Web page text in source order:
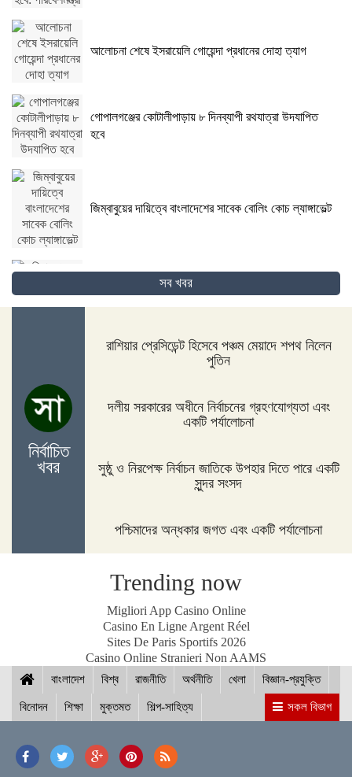
আলোচনা শেষে ইসরায়েলি গোয়েন্দা প্রধানের দোহা ত্যাগ
গোপালগঞ্জের কোটালীপাড়ায় ৮ দিনব্যাপী রথযাত্রা উদযাপিত
হবে
জিম্বাবুয়ের দায়িত্বে বাংলাদেশের সাবেক বোলিং কোচ ল্যাঙ্গাভেল্ট
দিনাজপুরের ফুলবাড়ীতে সড়ক দুর্ঘটনায় দু’জন নিহত
পদ্মা সেতুর জন্য বাংলাদেশ বিশ্বে সম্মান পেয়েছে : প্রধানমন্ত্রী
আইসিসি জুন মাসের সেরার দৌড়ে রোহিত-বুমরাহ ও গুরবাজ
স্পিকারের সাথে মালয়েশিয়ার হাউজ অব রিপ্রেজেনটেটিভের
স্পিকারের বৈঠক
ছাত্র-ছাত্রীদের সুনাগরিক হিসেবে গড়ে ওঠার আহ্বান সিমিন
হোসেন রিমির
নড়াইলের চিত্রাপাড়ে চলছে এসএম সুলতান শীর্ষক দুই
সব খবর
নির্বাচিত
খবর
রাশিয়ার প্রেসিডেন্ট হিসেবে পঞ্চম মেয়াদে শপথ নিলেন
পুতিন
দলীয় সরকারের অধীনে নির্বাচনের গ্রহণযোগ্যতা এবং
একটি পর্যালোচনা
সুষ্ঠু ও নিরপেক্ষ নির্বাচন জাতিকে উপহার দিতে পারে একটি
সুন্দর সংসদ
পশ্চিমাদের অন্ধকার জগত এবং একটি পর্যালোচনা
Trending now
Migliori App Casino Online
Casino En Ligne Argent Réel
Sites De Paris Sportifs 2026
Casino Online Stranieri Non AAMS
বাংলাদেশ বিশ্ব রাজনীতি অর্থনীতি খেলা বিজ্ঞান-প্রযুক্তি
বিনোদন শিক্ষা মুক্তমত শিল্প-সাহিত্য সকল বিভাগ